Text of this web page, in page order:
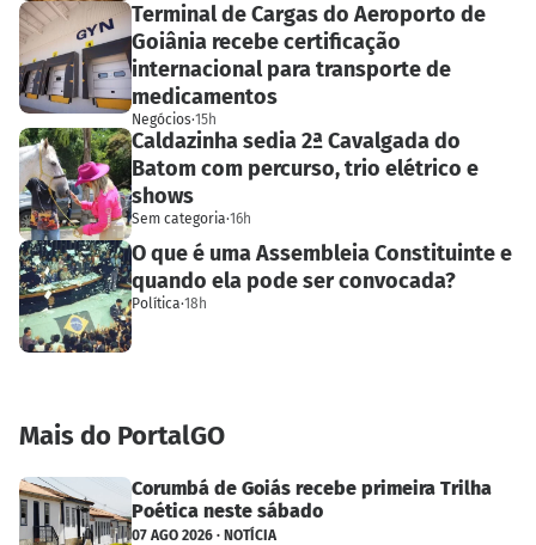
Terminal de Cargas do Aeroporto de
Goiânia recebe certificação
internacional para transporte de
medicamentos
Negócios·15h
Caldazinha sedia 2ª Cavalgada do
Batom com percurso, trio elétrico e
shows
Sem categoria·16h
O que é uma Assembleia Constituinte e
quando ela pode ser convocada?
Política·18h
Mais do PortalGO
Corumbá de Goiás recebe primeira Trilha
Poética neste sábado
07 AGO 2026 · NOTÍCIA